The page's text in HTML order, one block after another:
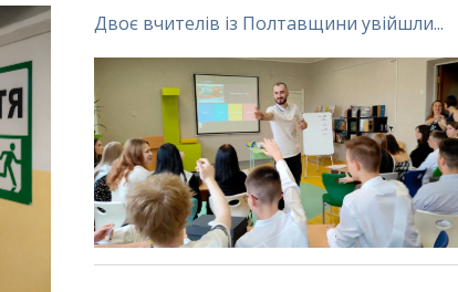
Двоє вчителів із Полтавщини увійшли...